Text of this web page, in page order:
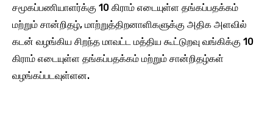
சமூகப்பணியாளர்க்கு 10 கிராம் எடையுள்ள தங்கப்பதக்கம்
மற்றும் சான்றிதழ், மாற்றுத்திறனாளிகளுக்கு அதிக அளவில்
கடன் வழங்கிய சிறந்த மாவட்ட மத்திய கூட்டுறவு வங்கிக்கு 10
கிராம் எடையுள்ள தங்கப்பதக்கம் மற்றும் சான்றிதழ்கள்
வழங்கப்படவுள்ளன.